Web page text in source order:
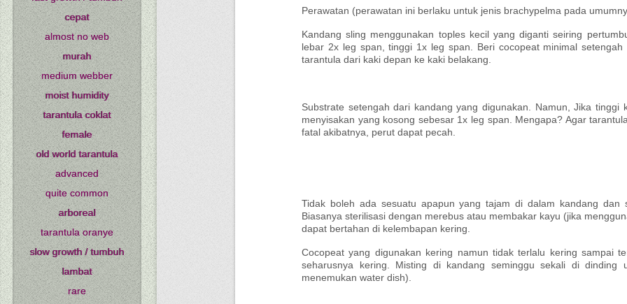
Perawatan (perawatan ini berlaku untuk jenis brachypelma pada
Kandang sling menggunakan toples kecil yang diganti seiring
lebar 2x leg span, tinggi 1x leg span. Beri cocopeat minimal
tarantula dari kaki depan ke kaki belakang.
Substrate setengah dari kandang yang digunakan. Namun, Jika
menyisakan yang kosong sebesar 1x leg span. Mengapa? Agar
fatal akibatnya, perut dapat pecah.
Tidak boleh ada sesuatu apapun yang tajam di dalam kandang dan
Biasanya sterilisasi dengan merebus atau membakar kayu (jika
dapat bertahan di kelembapan kering.
Cocopeat yang digunakan kering namun tidak terlalu kering sampai
seharusnya kering. Misting di kandang seminggu sekali di dinding
menemukan water dish).
cepat
almost no web
murah
medium webber
moist humidity
tarantula coklat
female
old world tarantula
advanced
quite common
arboreal
tarantula oranye
slow growth / tumbuh
lambat
rare